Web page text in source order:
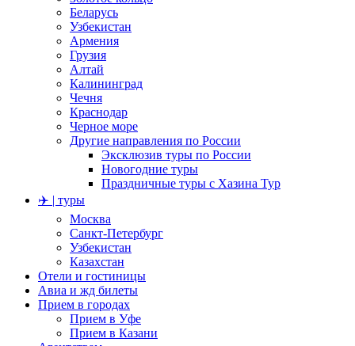
Беларусь
Узбекистан
Армения
Грузия
Алтай
Калининград
Чечня
Краснодар
Черное море
Другие направления по России
Эксклюзив туры по России
Новогодние туры
Праздничные туры с Хазина Тур
✈️ | туры
Москва
Санкт-Петербург
Узбекистан
Казахстан
Отели и гостиницы
Авиа и жд билеты
Прием в городах
Прием в Уфе
Прием в Казани